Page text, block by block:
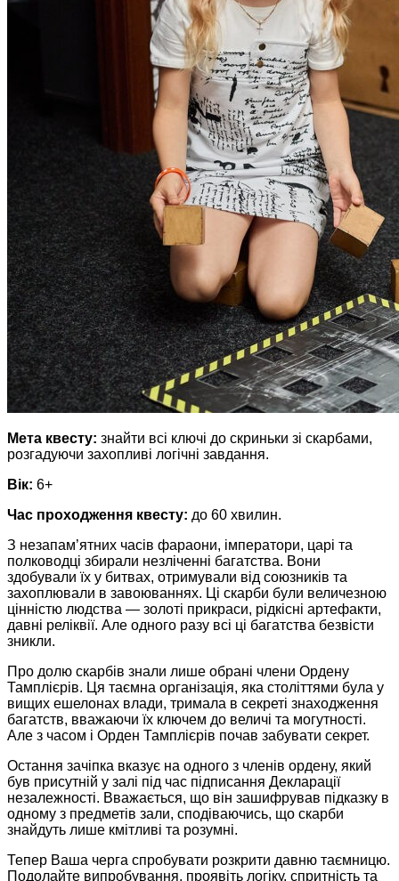
Мета квесту: знайти всі ключі до скриньки зі скарбами,
розгадуючи захопливі логічні завдання.
Вік: 6+
Час проходження квесту: до 60 хвилин.
З незапам’ятних часів фараони, імператори, царі та
полководці збирали незліченні багатства. Вони
здобували їх у битвах, отримували від союзників та
захоплювали в завоюваннях. Ці скарби були величезною
цінністю людства — золоті прикраси, рідкісні артефакти,
давні реліквії. Але одного разу всі ці багатства безвісти
зникли.
Про долю скарбів знали лише обрані члени Ордену
Тамплієрів. Ця таємна організація, яка століттями була у
вищих ешелонах влади, тримала в секреті знаходження
багатств, вважаючи їх ключем до величі та могутності.
Але з часом і Орден Тамплієрів почав забувати секрет.
Остання зачіпка вказує на одного з членів ордену, який
був присутній у залі під час підписання Декларації
незалежності. Вважається, що він зашифрував підказку в
одному з предметів зали, сподіваючись, що скарби
знайдуть лише кмітливі та розумні.
Тепер Ваша черга спробувати розкрити давню таємницю.
Подолайте випробування, проявіть логіку, спритність та